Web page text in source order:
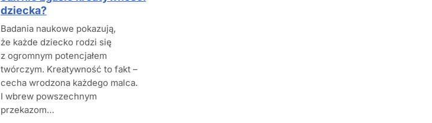
dziecka?
Badania naukowe pokazują,
że każde dziecko rodzi się
z ogromnym potencjałem
twórczym. Kreatywność to fakt –
cecha wrodzona każdego malca.
I wbrew powszechnym
przekazom…